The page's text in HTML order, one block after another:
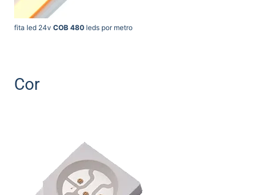
fita led 24v COB 480 leds por metro
Cor